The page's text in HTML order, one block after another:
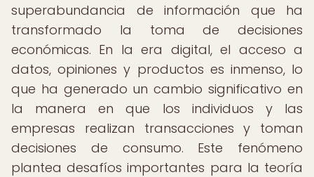
superabundancia de información que ha
transformado la toma de decisiones
económicas. En la era digital, el acceso a
datos, opiniones y productos es inmenso, lo
que ha generado un cambio significativo en
la manera en que los individuos y las
empresas realizan transacciones y toman
decisiones de consumo. Este fenómeno
plantea desafíos importantes para la teoría